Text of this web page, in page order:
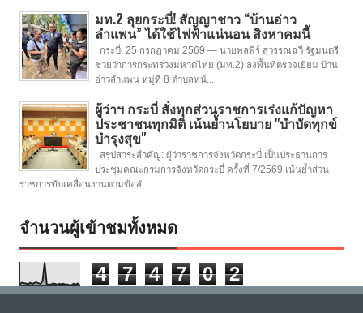
มท.2 ลุยกระบี่! สัญญาชาว “บ้านอ่าว
ลำแพน” ได้ใช้ไฟฟ้าแน่นอน สิงหาคมนี้
กระบี่, 25 กรกฎาคม 2569 — นายพลพีร์ สุวรรณฉวี รัฐมนตรี
ช่วยว่าการกระทรวงมหาดไทย (มท.2) ลงพื้นที่ตรวจเยี่ยม บ้าน
อ่าวลำแพน หมู่ที่ 8 ตำบลหน้...
ผู้ว่าฯ กระบี่ สั่งทุกส่วนราชการเร่งแก้ปัญหา
ประชาชนทุกมิติ เน้นย้ำนโยบาย "บำบัดทุกข์
บำรุงสุข"
สรุปสาระสำคัญ: ผู้ว่าราชการจังหวัดกระบี่ เป็นประธานการ
ประชุมคณะกรมการจังหวัดกระบี่ ครั้งที่ 7/2569 เน้นย้ำส่วน
ราชการขับเคลื่อนงานตามข้อสั...
จำนวนผู้เข้าชมทั้งหมด
4 7 4 7 0 2